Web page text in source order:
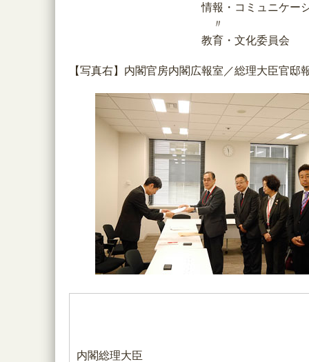
情報・コミュニケーション
〃 副委員長
教育・文化委員会 副
【写真右】内閣官房内閣広報室／総理大臣官邸
内閣総理大臣